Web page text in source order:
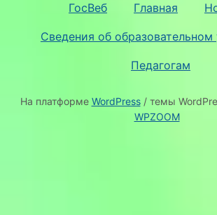
ГосВеб Главная
Сведения об
Педагогам
На платформе WordPress/ темы
WPZOOM